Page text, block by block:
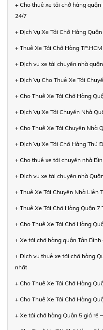
+ Cho thuê xe tải chở hàng
24/7
+ Dịch Vụ Xe Tải Chở Hàng
+ Thuê Xe Tải Chở Hàng
+ Dịch vụ xe tải chuyển nhà
+ Dịch Vụ Cho Thuê Xe Tải
+ Cho Thuê Xe Tải Chở Hàng
+ Dịch Vụ Xe Tải Chuyển Nhà
+ Cho Thuê Xe Tải Chuyển Nhà
+ Dịch Vụ Xe Tải Chở Hàng Thủ
+ Cho thuê xe tải chuyển nhà
+ Dịch vụ xe tải chuyển nhà
+ Thuê Xe Tải Chuyển Nhà Liên
+ Thuê Xe Tải Chở Hàng Quận 7
+ Cho Thuê Xe Tải Chở Hàng
+ Xe tải chở hàng quận Tân
+ Dịch vụ thuê xe tải chở hàng
nhất
+ Cho Thuê Xe Tải Chở Hàng
+ Cho Thuê Xe Tải Chở Hàng
+ Xe tải chở hàng Quận 5 giá rẻ